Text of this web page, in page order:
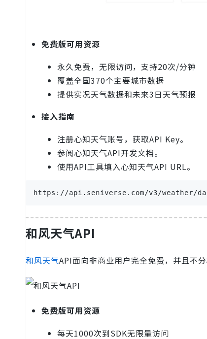
免费版可用资源
永久免费，无限访问，支持20次/分钟
覆盖全国370个主要城市数据
提供实况天气数据和未来3日天气预报
接入指南
注册心知天气账号，获取API Key。
参阅心知天气API开发文档。
使用API工具填入心知天气API URL。
https://api.seniverse.com/v3/weather/
和风天气API
和风天气API面向非商业用户完全免费，并且不
免费版可用资源
每天1000次到SDK无限量访问